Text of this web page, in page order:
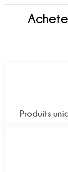
Produits